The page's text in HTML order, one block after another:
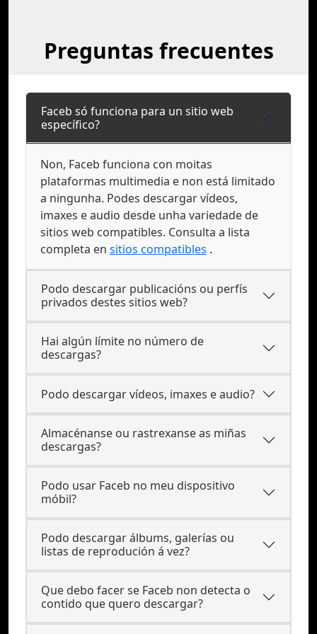
Preguntas frecuentes
Faceb só funciona para un sitio web
específico?
Non, Faceb funciona con moitas
plataformas multimedia e non está limitado
a ningunha. Podes descargar vídeos,
imaxes e audio desde unha variedade de
sitios web compatibles. Consulta a lista
completa en sitios compatibles .
Podo descargar publicacións ou perfís
privados destes sitios web?
Hai algún límite no número de
descargas?
Podo descargar vídeos, imaxes e audio?
Almacénanse ou rastrexanse as miñas
descargas?
Podo usar Faceb no meu dispositivo
móbil?
Podo descargar álbums, galerías ou
listas de reprodución á vez?
Que debo facer se Faceb non detecta o
contido que quero descargar?